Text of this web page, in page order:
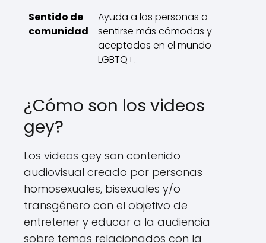
Sentido de
comunidad
Ayuda a las personas a
sentirse más cómodas y
aceptadas en el mundo
LGBTQ+.
¿Cómo son los videos
gey?
Los videos gey son contenido
audiovisual creado por personas
homosexuales, bisexuales y/o
transgénero con el objetivo de
entretener y educar a la audiencia
sobre temas relacionados con la